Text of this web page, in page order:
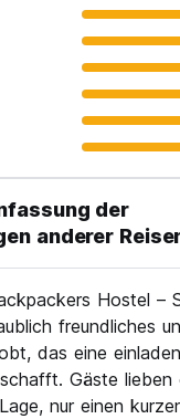
der
anderer
Hostel –
freundliches
das eine
Gäste lieben
nur einen